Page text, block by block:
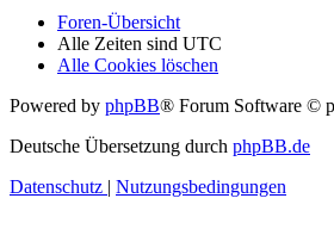
Foren-Übersicht
Alle Zeiten sind UTC
Alle Cookies löschen
Powered by phpBB® Forum Software ©
Deutsche Übersetzung durch phpBB.de
Datenschutz | Nutzungsbedingungen